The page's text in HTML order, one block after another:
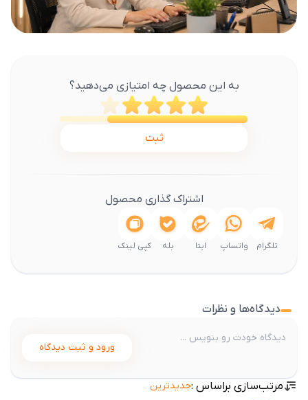
به این محصول چه امتیازی می‌دهید؟
ثبت
اشتراک گذاری محصول
تلگرام واتساپ ایتا بله کپی لینک
دیدگاه‌ها و نظرات
ورود و ثبت دیدگاه
مرتب‌سازی براساس :جدیدترین